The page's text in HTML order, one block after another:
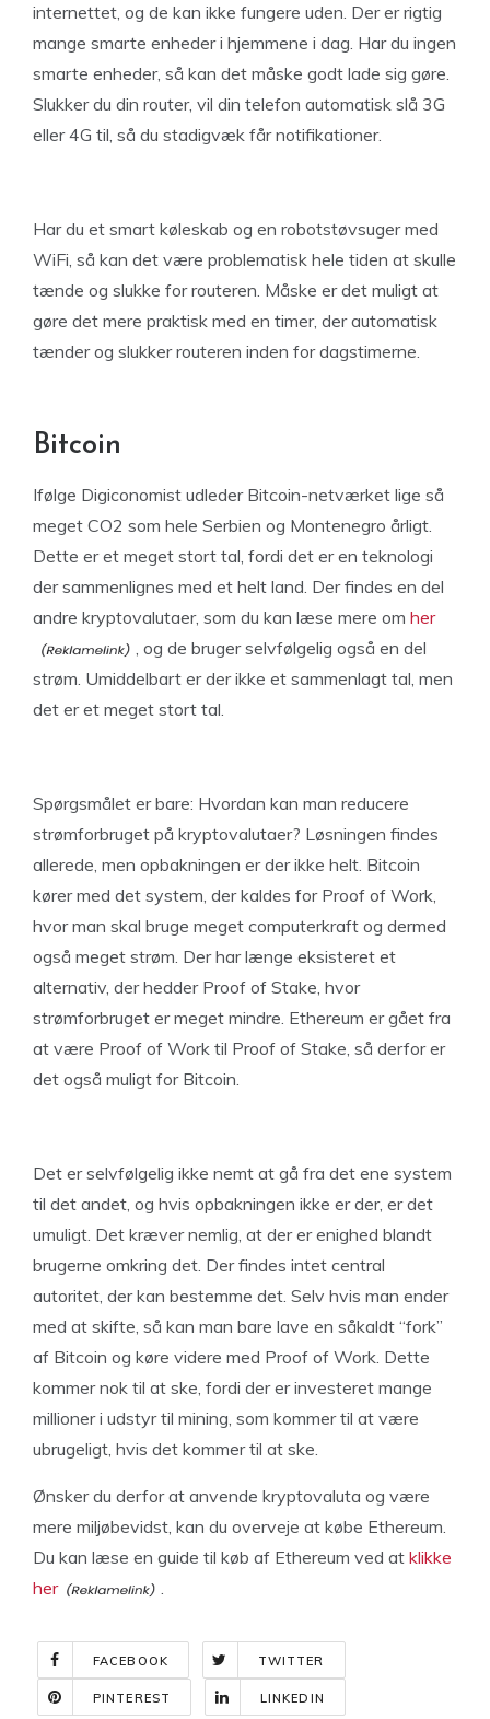
internettet, og de kan ikke fungere uden. Der er rigtig
mange smarte enheder i hjemmene i dag. Har du ingen
smarte enheder, så kan det måske godt lade sig gøre.
Slukker du din router, vil din telefon automatisk slå 3G
eller 4G til, så du stadigvæk får notifikationer.
Har du et smart køleskab og en robotstøvsuger med
WiFi, så kan det være problematisk hele tiden at skulle
tænde og slukke for routeren. Måske er det muligt at
gøre det mere praktisk med en timer, der automatisk
tænder og slukker routeren inden for dagstimerne.
Bitcoin
Ifølge Digiconomist udleder Bitcoin-netværket lige så
meget CO2 som hele Serbien og Montenegro årligt.
Dette er et meget stort tal, fordi det er en teknologi
der sammenlignes med et helt land. Der findes en del
andre kryptovalutaer, som du kan læse mere om her
, og de bruger selvfølgelig også en del
strøm. Umiddelbart er der ikke et sammenlagt tal, men
det er et meget stort tal.
Spørgsmålet er bare: Hvordan kan man reducere
strømforbruget på kryptovalutaer? Løsningen findes
allerede, men opbakningen er der ikke helt. Bitcoin
kører med det system, der kaldes for Proof of Work,
hvor man skal bruge meget computerkraft og dermed
også meget strøm. Der har længe eksisteret et
alternativ, der hedder Proof of Stake, hvor
strømforbruget er meget mindre. Ethereum er gået fra
at være Proof of Work til Proof of Stake, så derfor er
det også muligt for Bitcoin.
Det er selvfølgelig ikke nemt at gå fra det ene system
til det andet, og hvis opbakningen ikke er der, er det
umuligt. Det kræver nemlig, at der er enighed blandt
brugerne omkring det. Der findes intet central
autoritet, der kan bestemme det. Selv hvis man ender
med at skifte, så kan man bare lave en såkaldt “fork”
af Bitcoin og køre videre med Proof of Work. Dette
kommer nok til at ske, fordi der er investeret mange
millioner i udstyr til mining, som kommer til at være
ubrugeligt, hvis det kommer til at ske.
Ønsker du derfor at anvende kryptovaluta og være
mere miljøbevidst, kan du overveje at købe Ethereum.
Du kan læse en guide til køb af Ethereum ved at klikke
her
.
FACEBOOK TWITTER
PINTEREST LINKEDIN